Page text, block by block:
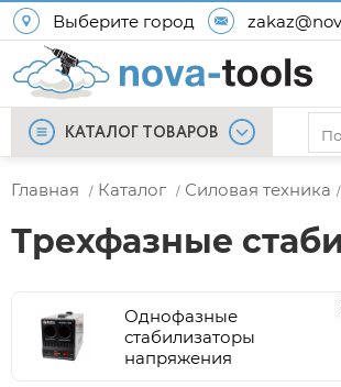
Выберите город
КАТАЛОГ ТОВАРОВ
Главная / Каталог / Силовая техника /
Трехфазные
Однофазные
стабилизаторы
напряжения